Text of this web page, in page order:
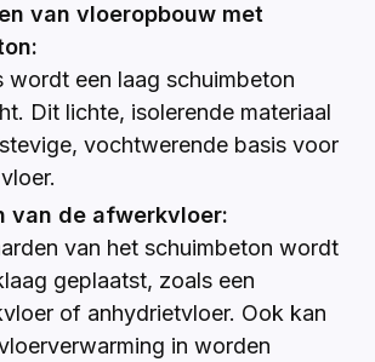
van vloeropbouw met
wordt een laag schuimbeton
Dit lichte, isolerende materiaal
vochtwerende basis voor
van de afwerkvloer:
van het schuimbeton wordt
geplaatst, zoals een
of anhydrietvloer. Ook kan
in worden